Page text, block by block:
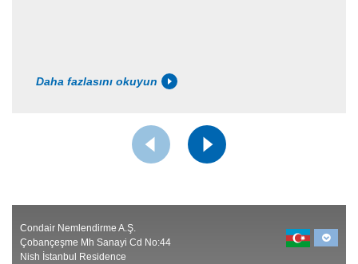
Daha fazlasını okuyun
Condair Nemlendirme A.Ş.
Çobançeşme Mh Sanayi Cd No:44
Nish İstanbul Residence